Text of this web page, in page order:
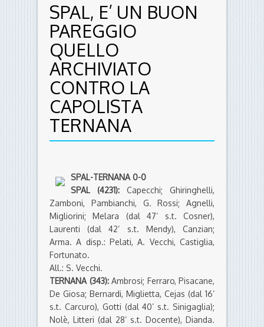
SPAL, E’ UN BUON
PAREGGIO
QUELLO
ARCHIVIATO
CONTRO LA
CAPOLISTA
TERNANA
SPAL-TERNANA 0-0
SPAL (4231): Capecchi; Ghiringhelli,
Zamboni, Pambianchi, G. Rossi; Agnelli,
Migliorini; Melara (dal 47’ s.t. Cosner),
Laurenti (dal 42’ s.t. Mendy), Canzian;
Arma. A disp.: Pelati, A. Vecchi, Castiglia,
Fortunato.
All.: S. Vecchi.
TERNANA (343):Ambrosi; Ferraro, Pisacane,
De Giosa; Bernardi, Miglietta, Cejas (dal 16’
s.t. Carcuro), Gotti (dal 40’ s.t. Sinigaglia);
Nolè, Litteri (dal 28’ s.t. Docente), Dianda.